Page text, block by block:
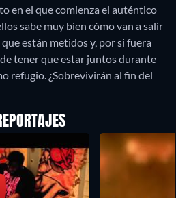
en el que comienza el auténtico
sabe muy bien cómo van a salir
están metidos y, por si fuera
tener que estar juntos durante
refugio. ¿Sobrevivirán al fin del